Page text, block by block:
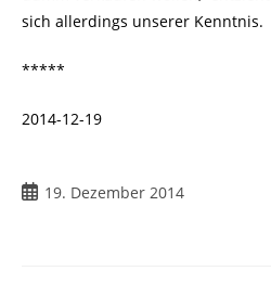
sich allerdings unserer Kenntnis.
*****
2014-12-19
19. Dezember 2014